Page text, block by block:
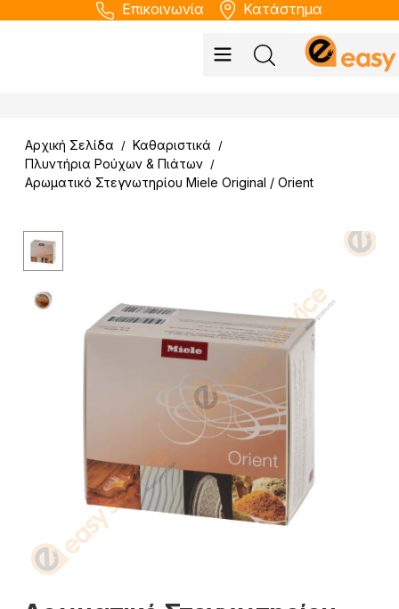
Επικοινωνία Κατάστημα
Αρχική Σελίδα / Καθαριστικά /
Πλυντήρια Ρούχων & Πιάτων /
Αρωματικό Στεγνωτηρίου Miele Original / Orient